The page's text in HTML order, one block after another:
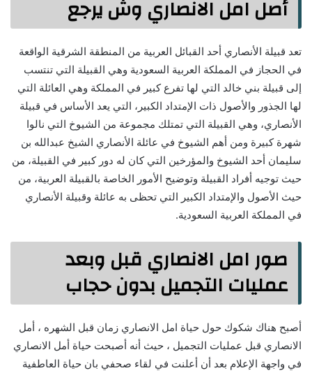
أصل امل الانصاري وش يرجع
تعد قبيلة الأنصاري أحد القبائل العربية من المنطقة الشرقية الواقعة
في الحجاز في المملكة العربية السعودية وهي القبيلة التي تنتسب
إلى قبيلة بني خالد التي لها تفرع كبير في المملكة وهي العائلة التي
لها الجذور والأصول ذات الإمتداد الكبير، التي يعد الأساس في قبيلة
الأنصاري، وهي القبيلة التي تمتلك مجموعة من الشيوخ التي نالوا
شهرة كبيرة ومن أهم الشيوخ في عائلة الأنصاري الشيخ عبدالله بن
سليمان أحد الشيوخ والمؤرخين التي كان له دور كبير في القبيلة، من
حيث توجيه أفراد القبيلة وتوضيح الأمور الخاصة بالقبيلة العربية، من
حيث الأصول والإمتداد الكبير التي تحظى به عائلة وقبيلة الأنصاري
في المملكة العربية السعودية.
صور امل الانصاري قبل وبعد
عمليات التجميل بدون حجاب
أصبح هناك شكوك حول حياة امل الانصاري زمان قبل الشهره ، أمل
الانصاري قبل عمليات التجميل ، حيث أنه أصبحت حياة أمل الانصاري
في واجهة الإعلام بعد أن أعلنت في لقاء صحفي بان حياة العاطفية